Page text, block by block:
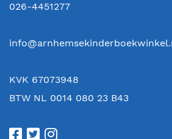
026-4451277
KVK 67073948
BTW NL 0014 080 23 B43